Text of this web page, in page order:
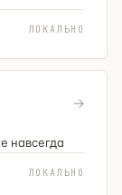
ЛОКАЛЬНО
→
навсегда
ЛОКАЛЬНО